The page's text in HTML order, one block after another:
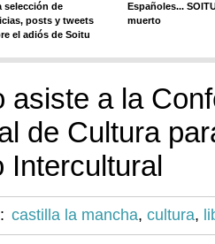
selección de
posts y tweets
el adiós de Soitu
Españoles...
muerto
asiste a la
de Cultura
Intercultural
castilla la mancha, cultura,